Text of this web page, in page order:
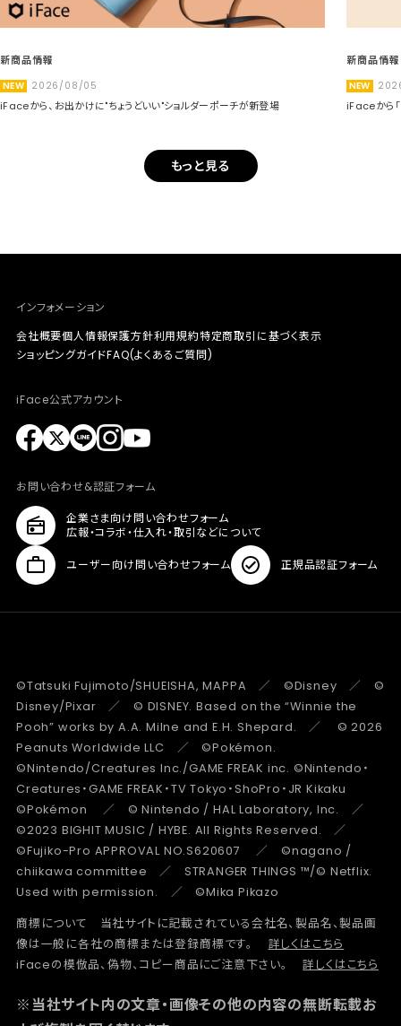
新商品情報
NEW 2026/08/05
iFaceから、お出かけに"ちょうどいい"ショルダーポーチが新登場
新商品情報
NEW
iFaceから
もっと見る
インフォメーション
会社概要個人情報保護方針利用規約特定商取引に基づく表示
ショッピングガイドFAQ(よくあるご質問)
iFace公式アカウント
お問い合わせ&認証フォーム
企業さま向け問い合わせフォーム
広報・コラボ・仕入れ・取引などについて
ユーザー向け問い合わせフォーム 正規品認証フォーム
©Tatsuki Fujimoto/SHUEISHA, MAPPA ／ ©Disney ／ ©
Disney/Pixar ／ © DISNEY. Based on the “Winnie the
Pooh” works by A.A. Milne and E.H. Shepard. ／ © 2026
Peanuts Worldwide LLC ／ ©Pokémon.
©Nintendo/Creatures Inc./GAME FREAK inc. ©Nintendo・
Creatures・GAME FREAK・TV Tokyo・ShoPro・JR Kikaku
©Pokémon ／ © Nintendo / HAL Laboratory, Inc. ／
©2023 BIGHIT MUSIC / HYBE. All Rights Reserved. ／
©Fujiko-Pro APPROVAL NO.S620607 ／ ©nagano /
chiikawa committee ／ STRANGER THINGS ™/© Netflix.
Used with permission. ／ ©Mika Pikazo
商標について 当社サイトに記載されている会社名、製品名、製品画
像は一般に各社の商標または登録商標です。
詳しくはこちら
iFaceの模倣品、偽物、コピー商品にご注意下さい。
詳しくはこちら
※当社サイト内の文章・画像その他の内容の無断転載お